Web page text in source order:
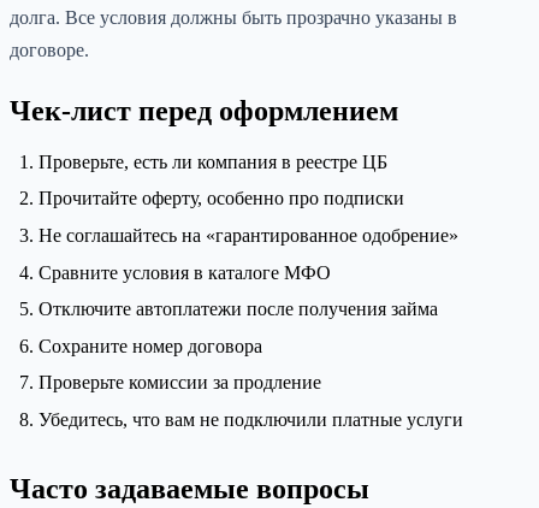
долга. Все условия должны быть прозрачно указаны в
договоре.
Чек-лист перед оформлением
Проверьте, есть ли компания в реестре ЦБ
Прочитайте оферту, особенно про подписки
Не соглашайтесь на «гарантированное одобрение»
Сравните условия в каталоге МФО
Отключите автоплатежи после получения займа
Сохраните номер договора
Проверьте комиссии за продление
Убедитесь, что вам не подключили платные услуги
Часто задаваемые вопросы